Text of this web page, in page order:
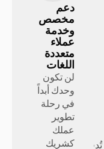
تُدفع
دعم
مخصص
وخدمة
عملاء
متعددة
اللغات
لن تكون
وحدك أبداً
في رحلة
تطوير
عملك
كشريك